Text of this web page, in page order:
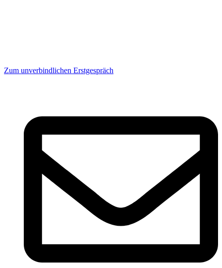
Zum unverbindlichen Erstgespräch